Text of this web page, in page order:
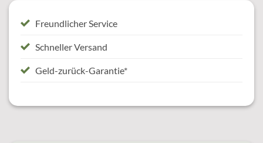
Freundlicher Service
Schneller Versand
Geld-zurück-Garantie*